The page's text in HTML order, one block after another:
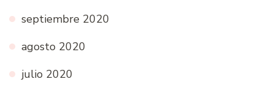
septiembre 2020
agosto 2020
julio 2020